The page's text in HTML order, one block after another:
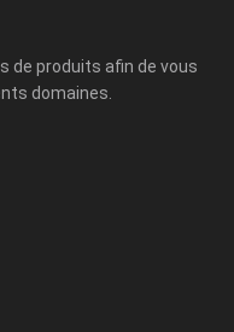
de produits afin de vous
domaines.